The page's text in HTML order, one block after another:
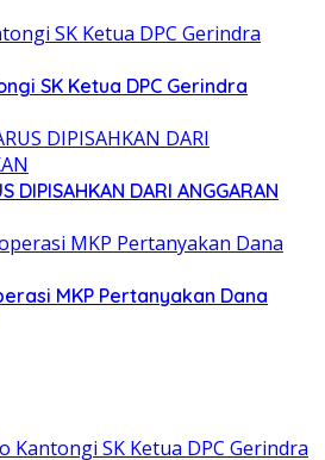
SK Ketua DPC Gerindra
DIPISAHKAN DARI ANGGARAN
MKP Pertanyakan Dana